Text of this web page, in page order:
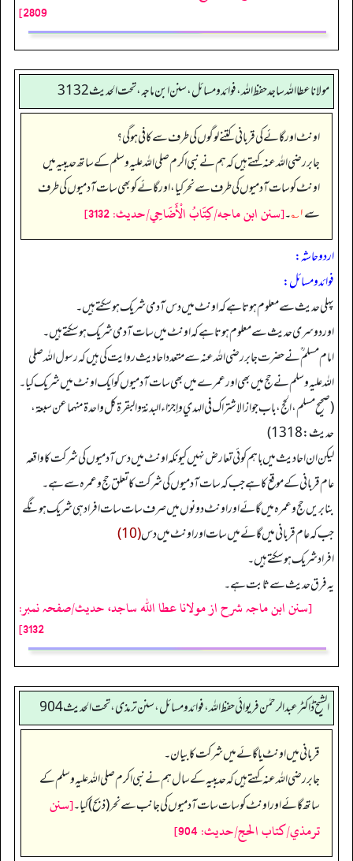
2809]
مولانا عطا الله ساجد حفظ الله، فوائد و مسائل، سنن ابن ماجه، تحت الحديث3132
اونٹ اور گائے کی قربانی کتنے لوگوں کی طرف سے کافی ہو گی؟
جابر رضی اللہ عنہ کہتے ہیں کہ ہم نے نبی اکرم صلی اللہ علیہ وسلم کے ساتھ حدیبیہ میں
اونٹ کو سات آدمیوں کی طرف سے نحر کیا، اور گائے کو بھی سات آدمیوں کی طرف
سے۱؎ ۔[سنن ابن ماجه/كِتَابُ الْأَضَاحِي/حدیث: 3132]
اردو حاشہ:
فوائد و مسائل:
پہلی حدیث سے معلوم ہوتا ہے کہ اونٹ میں دس آدمی شریک ہوسکتے ہیں۔
اور دوسری حدیث سے معلوم ہوتا ہے کہ اونٹ میں سات آدمی شریک ہوسکتے ہیں۔
امام مسلم ؒ نے حضرت جابر رضی اللہ عنہ سے متعدد احادیث روایت کی ہیں کہ رسول اللہ صلی
اللہ علیہ وسلم نے حج میں بھی اور عمرے میں بھی سات آدمیوں کو ایک اونٹ میں شریک کیا۔
(صحيح مسلم، الحج، باب جوازالاشتراك في الهدي وإجزاء البدنة والبقرة كل واحدة منهما عن سبعة،
حديث: 1318)
لیکن ان احادیث میں باہم کوئی تعارض نہیں کیونکہ اونٹ میں دس آدمیوں کی شرکت کا واقعہ
عام قربانی کے موقع کا ہے جب کہ سات آدمیوں کی شرکت کا تعلق حج وعمرہ سے ہے۔
بنابریں حج وعمرہ میں گائے اور اونٹ دونوں میں صرف سات سات افراد ہی شریک ہونگے
جب کہ عام قربانی میں گائے میں سات اور اونٹ میں دس(10)
افراد شریک ہوسکتے ہیں۔
یہ فرق حدیث سے ثابت ہے۔
[سنن ابن ماجہ شرح از مولانا عطا الله ساجد، حدیث/صفحہ نمبر:
3132]
الشیخ ڈاکٹر عبد الرحمٰن فریوائی حفظ اللہ، فوائد و مسائل، سنن ترمذی، تحت الحديث 904
قربانی میں اونٹ یا گائے میں شرکت کا بیان۔
جابر رضی الله عنہ کہتے ہیں کہ حدیبیہ کے سال ہم نے نبی اکرم صلی اللہ علیہ وسلم کے
ساتھ گائے اور اونٹ کو سات سات آدمیوں کی جانب سے نحر (ذبح) کیا۔[سنن
ترمذي/كتاب الحج/حدیث: 904]